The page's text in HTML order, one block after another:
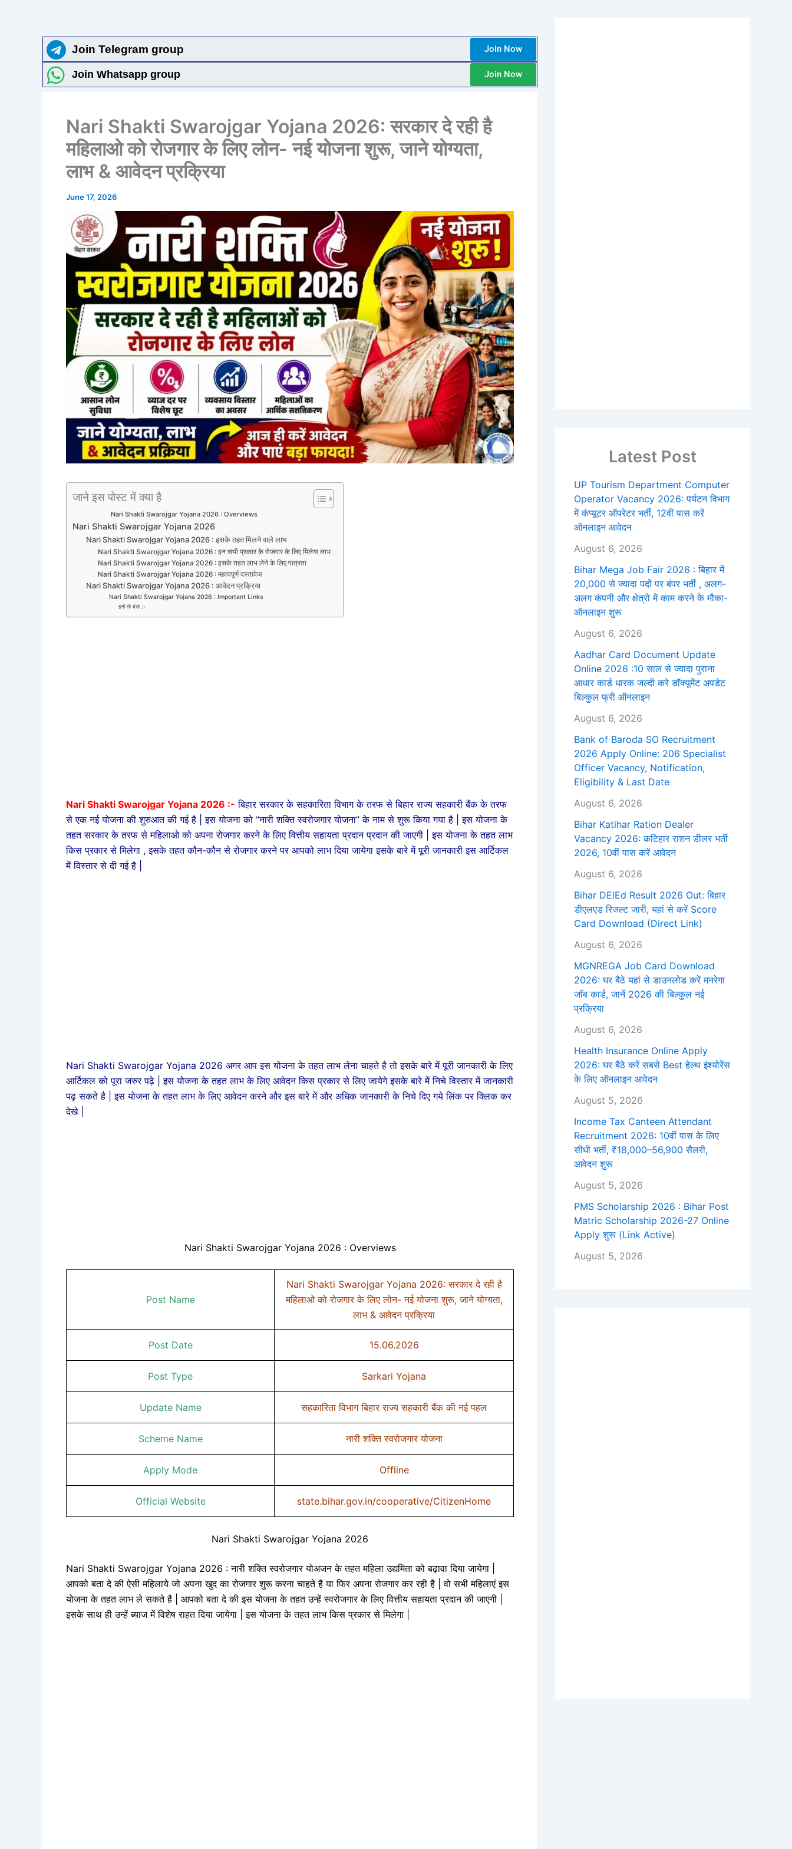
Join Telegram group Join Now
Join Whatsapp group Join Now
Nari Shakti Swarojgar Yojana 2026: सरकार दे रही है
महिलाओ को रोजगार के लिए लोन- नई योजना शुरू, जाने योग्यता,
लाभ & आवेदन प्रक्रिया
June 17, 2026
जाने इस पोस्ट में क्या है
Nari Shakti Swarojgar Yojana 2026 : Overviews
Nari Shakti Swarojgar Yojana 2026
Nari Shakti Swarojgar Yojana 2026 : इसके तहत मिलने वाले लाभ
Nari Shakti Swarojgar Yojana 2026 : इन सभी प्रकार के रोजगार के लिए मिलेगा लाभ
Nari Shakti Swarojgar Yojana 2026 : इसके तहत लाभ लेने के लिए पात्रता
Nari Shakti Swarojgar Yojana 2026 : महत्वपूर्ण दस्तावेज
Nari Shakti Swarojgar Yojana 2026 : आवेदन प्रक्रिया
Nari Shakti Swarojgar Yojana 2026 : Important Links
इन्हें भी देखे :-
Nari Shakti Swarojgar Yojana 2026 :- बिहार सरकार के सहकारिता विभाग के तरफ से बिहार राज्य सहकारी बैंक के तरफ
से एक नई योजना की शुरुआत की गई है | इस योजना को “नारी शक्ति स्वरोजगार योजना” के नाम से शुरू किया गया है | इस योजना के
तहत सरकार के तरफ से महिलाओ को अपना रोजगार करने के लिए वित्तीय सहायता प्रदान प्रदान की जाएगी | इस योजना के तहत लाभ
किस प्रकार से मिलेगा , इसके तहत कौन-कौन से रोजगार करने पर आपको लाभ दिया जायेगा इसके बारे में पूरी जानकारी इस आर्टिकल
में विस्तार से दी गई है |
Nari Shakti Swarojgar Yojana 2026 अगर आप इस योजना के तहत लाभ लेना चाहते है तो इसके बारे में पूरी जानकारी के लिए
आर्टिकल को पूरा जरुर पढ़े | इस योजना के तहत लाभ के लिए आवेदन किस प्रकार से लिए जायेगे इसके बारे में निचे विस्तार में जानकारी
पढ़ सकते है | इस योजना के तहत लाभ के लिए आवेदन करने और इस बारे में और अधिक जानकारी के निचे दिए गये लिंक पर क्लिक कर
देखे |
Nari Shakti Swarojgar Yojana 2026 : Overviews
Post Name
Nari Shakti Swarojgar Yojana 2026: सरकार दे रही है
महिलाओ को रोजगार के लिए लोन- नई योजना शुरू, जाने योग्यता,
लाभ & आवेदन प्रक्रिया
Post Date 15.06.2026
Post Type Sarkari Yojana
Update Name सहकारिता विभाग बिहार राज्य सहकारी बैंक की नई पहल
Scheme Name नारी शक्ति स्वरोजगार योजना
Apply Mode Offline
Official Website state.bihar.gov.in/cooperative/CitizenHome
Nari Shakti Swarojgar Yojana 2026
Nari Shakti Swarojgar Yojana 2026 : नारी शक्ति स्वरोजगार योअजन के तहत महिला उद्यमिता को बढ़ावा दिया जायेगा |
आपको बता दे की ऐसी महिलाये जो अपना खुद का रोजगार शुरू करना चाहते है या फिर अपना रोजगार कर रही है | वो सभी महिलाएं इस
योजना के तहत लाभ ले सकते है | आपको बता दे की इस योजना के तहत उन्हें स्वरोजगार के लिए वित्तीय सहायता प्रदान की जाएगी |
इसके साथ ही उन्हें ब्याज में विशेष राहत दिया जायेगा | इस योजना के तहत लाभ किस प्रकार से मिलेगा |
Latest Post
UP Tourism Department Computer
Operator Vacancy 2026: पर्यटन विभाग
में कंप्यूटर ऑपरेटर भर्ती, 12वीं पास करें
ऑनलाइन आवेदन
August 6, 2026
Bihar Mega Job Fair 2026 : बिहार में
20,000 से ज्यादा पदों पर बंपर भर्ती , अलग-
अलग कंपनी और क्षेत्रो में काम करने के मौका-
ऑनलाइन शुरू
August 6, 2026
Aadhar Card Document Update
Online 2026 :10 साल से ज्यादा पुराना
आधार कार्ड धारक जल्दी करे डॉक्यूमेंट अपडेट
बिल्कुल फ्री ऑनलाइन
August 6, 2026
Bank of Baroda SO Recruitment
2026 Apply Online: 206 Specialist
Officer Vacancy, Notification,
Eligibility & Last Date
August 6, 2026
Bihar Katihar Ration Dealer
Vacancy 2026: कटिहार राशन डीलर भर्ती
2026, 10वीं पास करें आवेदन
August 6, 2026
Bihar DElEd Result 2026 Out: बिहार
डीएलएड रिजल्ट जारी, यहां से करें Score
Card Download (Direct Link)
August 6, 2026
MGNREGA Job Card Download
2026: घर बैठे यहां से डाउनलोड करें मनरेगा
जॉब कार्ड, जानें 2026 की बिल्कुल नई
प्रक्रिया
August 6, 2026
Health Insurance Online Apply
2026: घर बैठे करें सबसे Best हेल्थ इंश्योरेंस
के लिए ऑनलाइन आवेदन
August 5, 2026
Income Tax Canteen Attendant
Recruitment 2026: 10वीं पास के लिए
सीधी भर्ती, ₹18,000–56,900 सैलरी,
आवेदन शुरू
August 5, 2026
PMS Scholarship 2026 : Bihar Post
Matric Scholarship 2026-27 Online
Apply शुरू (Link Active)
August 5, 2026